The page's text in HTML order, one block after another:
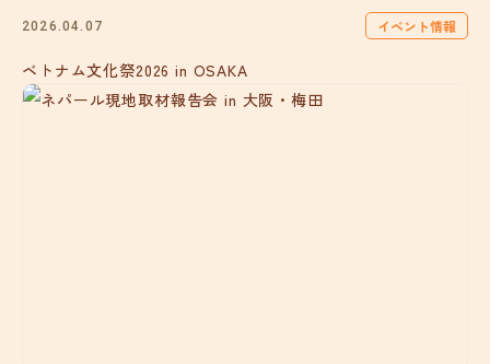
2026.04.07 イベント情報
ベトナム文化祭2026 in OSAKA